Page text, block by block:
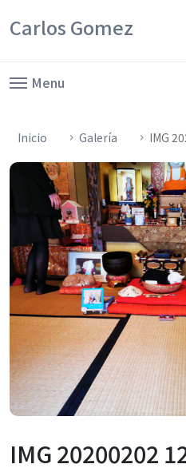
Carlos Gomez
Menu
Inicio Galería IMG
IMG 20200202